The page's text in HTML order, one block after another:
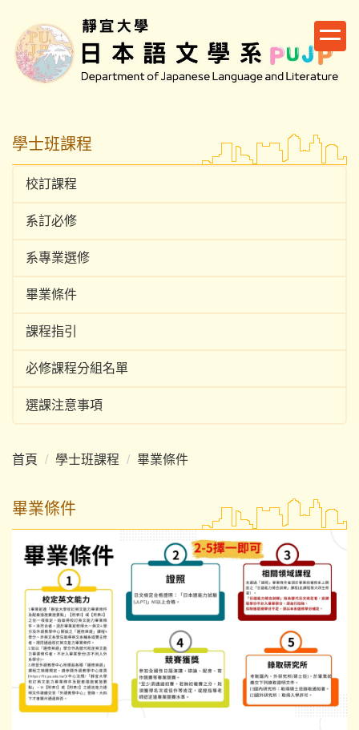
主
要
學士班課程
校訂課程
系訂必修
系專業選修
畢業條件
課程指引
必修課程分組名單
選課注意事項
首頁 學士班課程 畢業條件
畢業條件